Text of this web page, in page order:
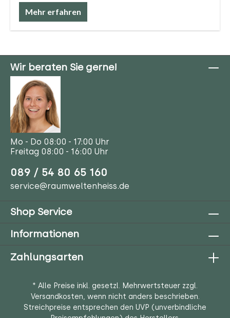
Mehr erfahren
Wir beraten Sie gerne!
Mo - Do 08:00 - 17:00 Uhr
Freitag 08:00 - 16:00 Uhr
089 / 54 80 65 160
service@raumweltenheiss.de
Shop Service
Informationen
Zahlungsarten
* Alle Preise inkl. gesetzl. Mehrwertsteuer zzgl.
Versandkosten, wenn nicht anders beschrieben.
Streichpreise entsprechen den UVP (unverbindliche